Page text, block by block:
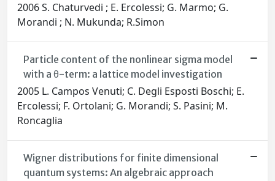
2006 S. Chaturvedi ; E. Ercolessi; G. Marmo; G.
Morandi ; N. Mukunda; R.Simon
Particle content of the nonlinear sigma model
with a θ-term: a lattice model investigation
2005 L. Campos Venuti; C. Degli Esposti Boschi; E.
Ercolessi; F. Ortolani; G. Morandi; S. Pasini; M.
Roncaglia
Wigner distributions for finite dimensional
quantum systems: An algebraic approach